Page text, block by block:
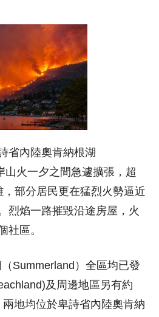
省內陸奧肯納根湖
山火一夕之間急遽擴張，超
部分居民更在猛烈火勢逼近
烈焰一路摧毀沿途房屋，火
社區。
Summerland）全區均已發
及周邊地區另有約
地均位於卑詩省內陸奧肯納